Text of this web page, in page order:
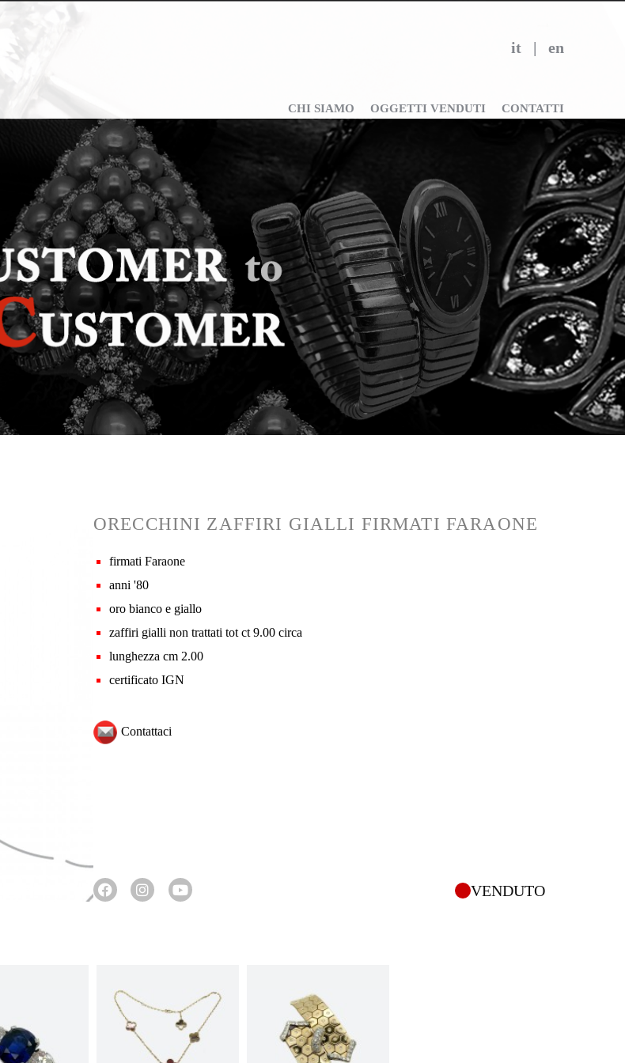
it | en
CHI SIAMO OGGETTI VENDUTI CONTATTI
ORECCHINI ZAFFIRI GIALLI FIRMATI FARAONE
firmati Faraone
anni '80
oro bianco e giallo
zaffiri gialli non trattati tot ct 9.00 circa
lunghezza cm 2.00
certificato IGN
Contattaci
VENDUTO